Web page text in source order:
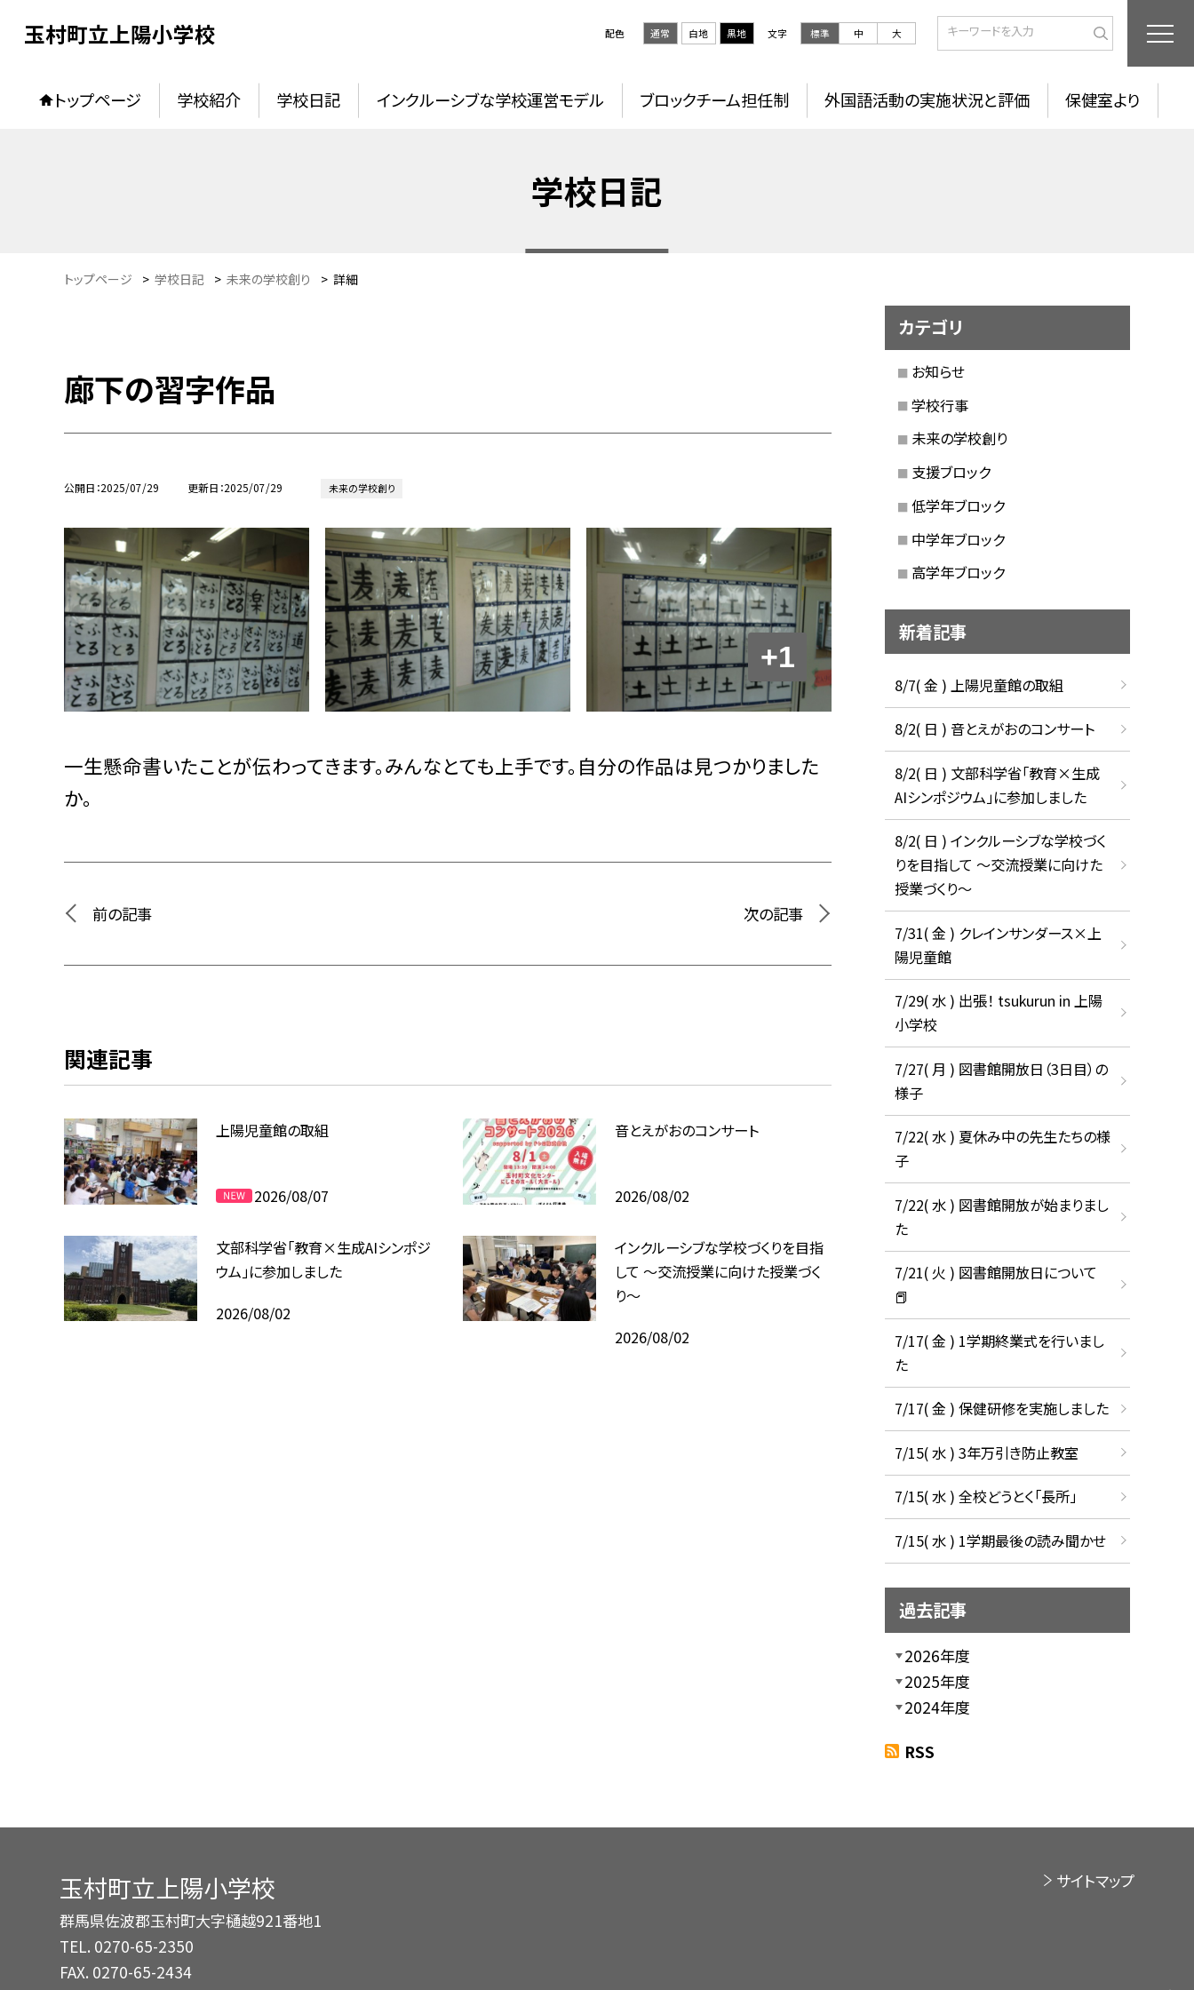
玉村町立上陽小学校 配色 通常 白地 黒地 文字 標準 中 大
トップページ 学校紹介 学校日記 インクルーシブな学校運営モデル ブロックチーム担任制 外国語活動の実施状況と評価 保健室より
学校日記
トップページ > 学校日記 > 未来の学校創り > 詳細
廊下の習字作品
公開日 2025/07/29 更新日 2025/07/29 未来の学校創り
+1
一生懸命書いたことが伝わってきます。みんなとても上手です。自分の作品は見つかりました
か。
前の記事 次の記事
関連記事
上陽児童館の取組
2026/08/07
音とえがおのコンサート
2026/08/02
文部科学省「教育×生成AIシンポジ
ウム」に参加しました
2026/08/02
インクルーシブな学校づくりを目指
して ～交流授業に向けた授業づく
り～
2026/08/02
カテゴリ
お知らせ
学校行事
未来の学校創り
支援ブロック
低学年ブロック
中学年ブロック
高学年ブロック
新着記事
8/7( 金 ) 上陽児童館の取組
8/2( 日 ) 音とえがおのコンサート
8/2( 日 ) 文部科学省「教育×生成
AIシンポジウム」に参加しました
8/2( 日 ) インクルーシブな学校づく
りを目指して ～交流授業に向けた
授業づくり～
7/31( 金 ) クレインサンダース×上
陽児童館
7/29( 水 ) 出張！ tsukurun in 上陽
小学校
7/27( 月 ) 図書館開放日（3日目）の
様子
7/22( 水 ) 夏休み中の先生たちの様
子
7/22( 水 ) 図書館開放が始まりまし
た
7/21( 火 ) 図書館開放日について
📕
7/17( 金 ) 1学期終業式を行いまし
た
7/17( 金 ) 保健研修を実施しました
7/15( 水 ) 3年万引き防止教室
7/15( 水 ) 全校どうとく「長所」
7/15( 水 ) 1学期最後の読み聞かせ
過去記事
2026年度
2025年度
2024年度
RSS
玉村町立上陽小学校
群馬県佐波郡玉村町大字樋越921番地1
TEL. 0270-65-2350
FAX. 0270-65-2434
サイトマップ